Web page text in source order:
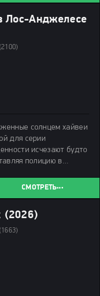
Лос-Анджелесе
(2100)
солнцем хайвеи
для серии
исчезают будто
полицию в
СМОТРЕТЬ
(2026)
(1663)